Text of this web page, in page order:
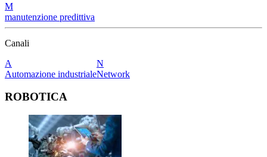
M
manutenzione predittiva
Canali
A
Automazione industriale
N
Network
ROBOTICA